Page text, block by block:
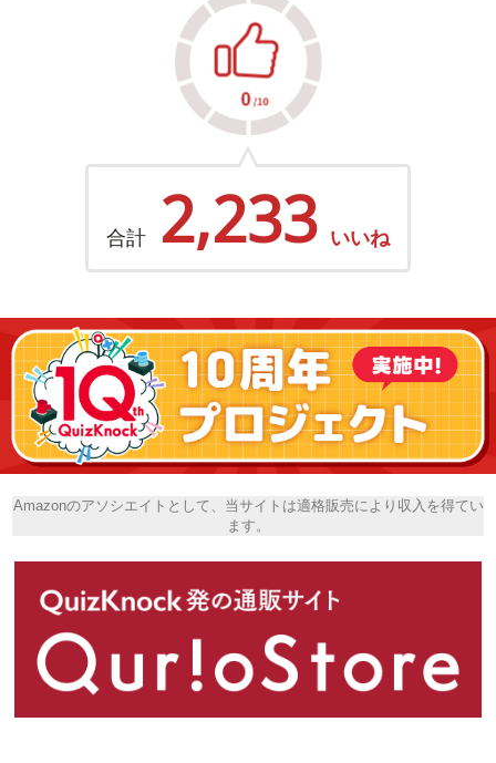
合計 2,233 いいね
Amazonのアソシエイトとして、当サイトは適格販売により収入を得てい
ます。